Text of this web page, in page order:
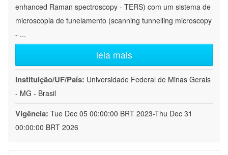
enhanced Raman spectroscopy - TERS) com um sistema de
microscopia de tunelamento (scanning tunnelling microscopy
- ...
leia mais
Instituição/UF/País: Universidade Federal de Minas Gerais
- MG - Brasil
Vigência: Tue Dec 05 00:00:00 BRT 2023-Thu Dec 31
00:00:00 BRT 2026